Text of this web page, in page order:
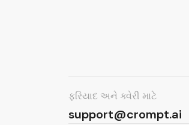
ફરિયાદ અને ક્વેરી માટે
support@crompt.ai